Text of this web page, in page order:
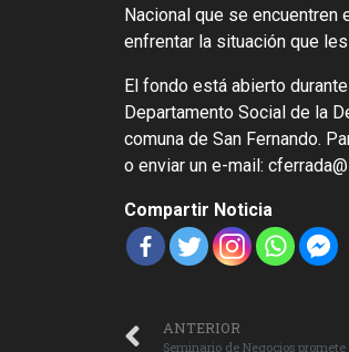
Nacional que se encuentren
enfrentar la situación que
El fondo está abierto
Departamento Social de la
comuna de San Fernando.
o enviar un e-mail:
Compartir Noticia
ANTERIOR